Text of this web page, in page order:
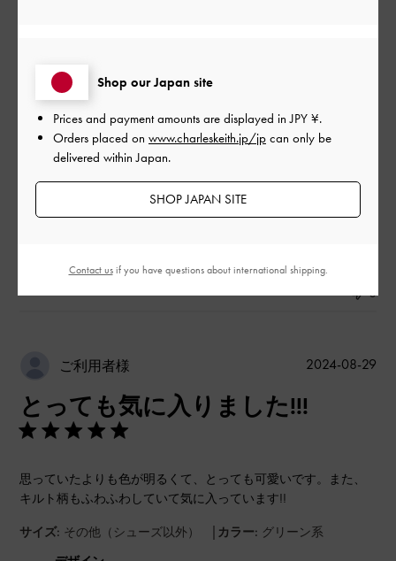
品質
もっと見る
このレビューは役に立ちましたか？
0
ご利用者様
とっても気に入りました!!!
思っていたよりも色が明るくて、とっても可愛いです。また、
キルト柄もふわふわしていて気に入っています!!
サイズ: その他（シューズ以外） | カラー: グリーン系
公
2024-08-29
Shop our Japan site
Prices and payment amounts are displayed inJPY ¥.
Orders placed on www.charleskeith.jp/jp can only be
delivered within Japan.
SHOP JAPAN SITE
Contact usif you have questions about international shipping.